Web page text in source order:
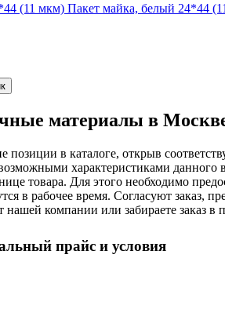
Пакет майка, белый 24*44
материалы в
в каталоге, открыв
характеристиками данного
товара. Для этого необходимо
в рабочее время. Согласуют заказ,
нашей компании или забираете заказ в
прайс и условия